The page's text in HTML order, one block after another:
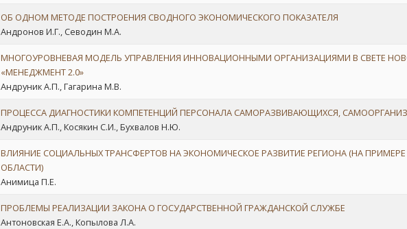
ОБ ОДНОМ МЕТОДЕ ПОСТРОЕНИЯ СВОДНОГО ЭКОНОМИЧЕСКОГО ПОКАЗАТЕЛЯ
Андронов И.Г., Севодин М.А.
МНОГОУРОВНЕВАЯ МОДЕЛЬ УПРАВЛЕНИЯ ИННОВАЦИОННЫМИ ОРГАНИЗАЦИЯМИ В СВЕТЕ
«МЕНЕДЖМЕНТ 2.0»
Андруник А.П., Гагарина М.В.
ПРОЦЕССА ДИАГНОСТИКИ КОМПЕТЕНЦИЙ ПЕРСОНАЛА САМОРАЗВИВАЮЩИХСЯ,
Андруник А.П., Косякин С.И., Бухвалов Н.Ю.
ВЛИЯНИЕ СОЦИАЛЬНЫХ ТРАНСФЕРТОВ НА ЭКОНОМИЧЕСКОЕ РАЗВИТИЕ РЕГИОНА (НА
ОБЛАСТИ)
Анимица П.Е.
ПРОБЛЕМЫ РЕАЛИЗАЦИИ ЗАКОНА О ГОСУДАРСТВЕННОЙ ГРАЖДАНСКОЙ СЛУЖБЕ
Антоновская Е.А., Копылова Л.А.